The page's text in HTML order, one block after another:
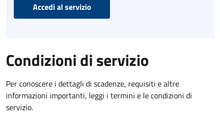
Accedi al servizio
Condizioni di servizio
Per conoscere i dettagli di scadenze, requisiti e altre
informazioni importanti, leggi i termini e le condizioni di
servizio.